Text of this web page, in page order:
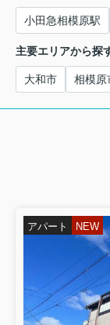
小田急相模原駅
主要エリアから探
大和市 相模原
アパート NEW